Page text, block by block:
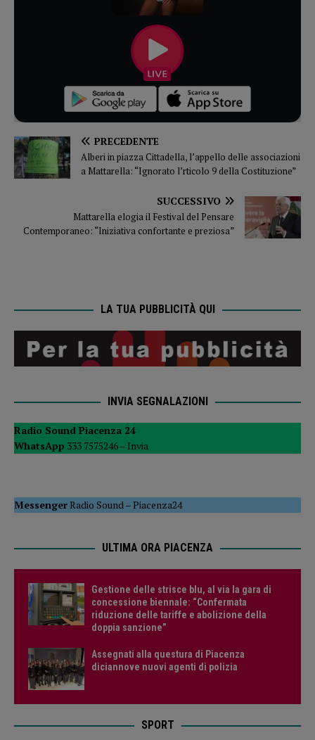
PRECEDENTE
Alberi in piazza Cittadella, l’appello delle associazioni
a Mattarella: “Ignorato l’rticolo 9 della Costituzione”
SUCCESSIVO
Mattarella elogia il Festival del Pensare
Contemporaneo: “Iniziativa confortante e preziosa”
LA TUA PUBBLICITÀ QUI
INVIA SEGNALAZIONI
Radio Sound Piacenza 24
WhatsApp 333 7575246 – Invia
MessengerRadio Sound –Piacenza24
ULTIMA ORA PIACENZA
Gestione delle strisce blu, al via la gara di
concessione biennale: “Confermata
riduzione delle tariffe e abolizione della
doppia sanzione”
Assegnati alla questura di Piacenza
diciannove nuovi agenti di polizia
SPORT